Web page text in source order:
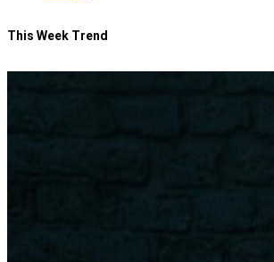
This Week Trend